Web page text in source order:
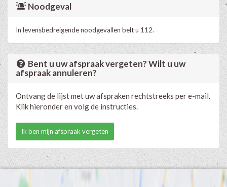
Noodgeval
In levensbedreigende noodgevallen belt u 112.
Bent u uw afspraak vergeten? Wilt u uw
afspraak annuleren?
Ontvang de lijst met uw afspraken rechtstreeks per e-mail.
Klik hieronder en volg de instructies.
Ik ben mijn afspraak vergeten